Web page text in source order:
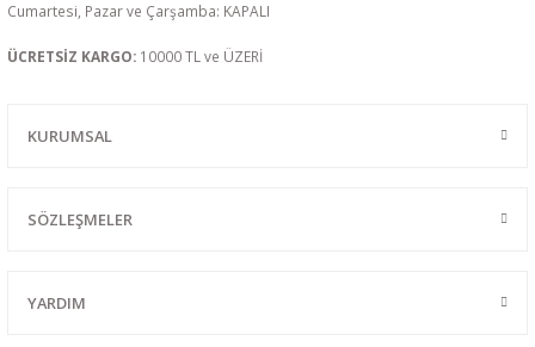
Cumartesi, Pazar ve Çarşamba: KAPALI
ÜCRETSİZ KARGO: 10000 TL ve ÜZERİ
KURUMSAL
SÖZLEŞMELER
YARDIM